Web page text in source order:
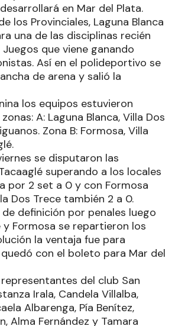
en Mar del Plata.
los Provinciales, Laguna Blanca
una de las disciplinas recién
que viene ganando
Así en el polideportivo se
de arena y salió la
los equipos estuvieron
A: Laguna Blanca, Villa Dos
Zona B: Formosa, Villa
se disputaron las
superando a los locales
por 2 set a 0 y con Formosa
Dos Trece también 2 a 0.
definición por penales luego
y Formosa se repartieron los
la ventaja fue para
con el boleto para Mar del
del club San
Irala, Candela Villalba,
Albarenga, Pía Benítez,
Alma Fernández y Tamara